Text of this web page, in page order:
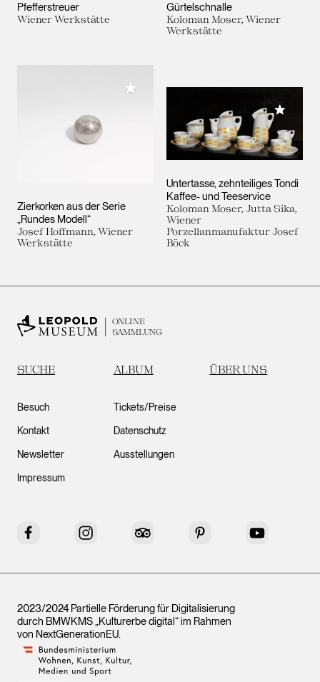
Pfefferstreuer
Wiener Werkstätte
Gürtelschnalle
Koloman Moser, Wiener
Werkstätte
Zierkorken aus der Serie
„Rundes Modell“
Josef Hoffmann, Wiener
Werkstätte
Meiner Sammlung hinzufügen
Untertasse, zehnteiliges Tondi
Kaffee- und Teeservice
Koloman Moser, Jutta Sika,
Wiener
Porzellanmanufaktur Josef
Böck
Meiner
ONLINE
SAMMLUNG
SUCHE ALBUM ÜBER UNS
Besuch
Kontakt
Newsletter
Impressum
Tickets/Preise
Datenschutz
Ausstellungen
Facebook Instagram Tripadvisor Pinterest YouTube
2023/2024 Partielle Förderung für Digitalisierung
durch BMWKMS „Kulturerbe digital“ im Rahmen
von NextGenerationEU.